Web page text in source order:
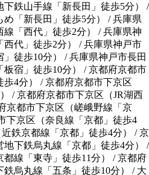
鉄山手線「新長田」徒歩5分）
/
「新長田」徒歩5分）
/兵庫県
「西代」徒歩2分）
/兵庫県神
代」徒歩2分）
/兵庫県神戸市
徒歩10分）
/兵庫県神戸市長田
宿」徒歩10分）
/京都府京都市
4分）
/京都府京都市下京区
/京都府京都市下京区（JR湖西
京都市下京区（嵯峨野線「京
下京区（奈良線「京都」徒歩4
鉄京都線「京都」徒歩4分） /京
下鉄烏丸線「京都」徒歩4分）
/
線「東寺」徒歩11分）
/京都府
烏丸線「五条」徒歩10分）
/ 大